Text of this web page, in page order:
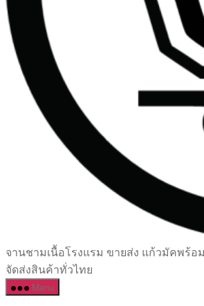
เซรามิค
ครบ
ครัน
จานชามเนื้อโรงแรม ขายส่ง แก้วมัคพร้อ
จัดส่งสินค้าทั่วไทย
Menu